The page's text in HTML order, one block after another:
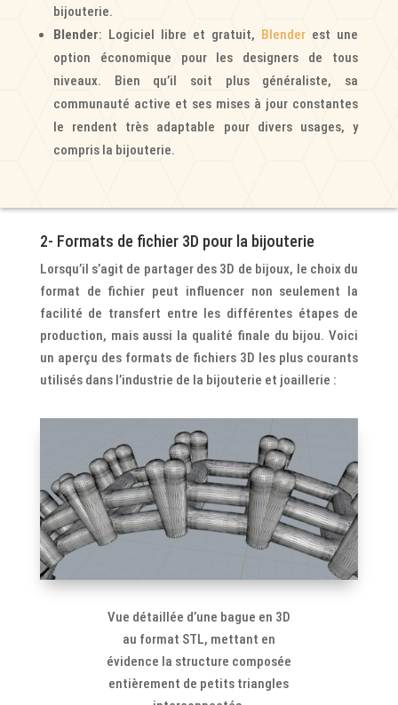
bijouterie.
Blender: Logiciel libre et gratuit, Blender est une
option économique pour les designers de tous
niveaux. Bien qu’il soit plus généraliste, sa
communauté active et ses mises à jour constantes
le rendent très adaptable pour divers usages, y
compris la bijouterie.
2- Formats de fichier 3D pour la bijouterie
Lorsqu’il s’agit de partager des 3D de bijoux, le choix du
format de fichier peut influencer non seulement la
facilité de transfert entre les différentes étapes de
production, mais aussi la qualité finale du bijou. Voici
un aperçu des formats de fichiers 3D les plus courants
utilisés dans l’industrie de la bijouterie et joaillerie :
Vue détaillée d’une bague en 3D
au format STL, mettant en
évidence la structure composée
entièrement de petits triangles